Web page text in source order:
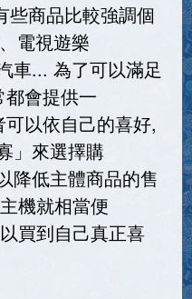
商品比較強調個
電視遊樂
車... 為了可以滿足
會提供一
以依自己的喜好,
」來選擇購
降低主體商品的售
機就相當便
買到自己真正喜